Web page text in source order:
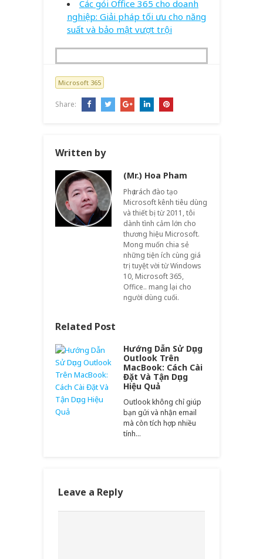
Các gói Office 365 cho doanh
nghiệp: Giải pháp tối ưu cho năng
suất và bảo mật vượt trội
Microsoft 365
Share:
Written by
(Mr.) Hoa Pham
Phụ trách đào tạo
Microsoft kênh tiêu dùng
và thiết bị từ 2011, tôi
dành tình cảm lớn cho
thương hiệu Microsoft.
Mong muốn chia sẻ
những tiện ích cùng giá
trị tuyệt vời từ Windows
10, Microsoft 365,
Office.. mang lại cho
người dùng cuối.
Related Post
Hướng Dẫn Sử Dụng
Outlook Trên
MacBook: Cách Cài
Đặt Và Tận Dụng
Hiệu Quả
Outlook không chỉ giúp
bạn gửi và nhận email
mà còn tích hợp nhiều
tính…
Leave a Reply